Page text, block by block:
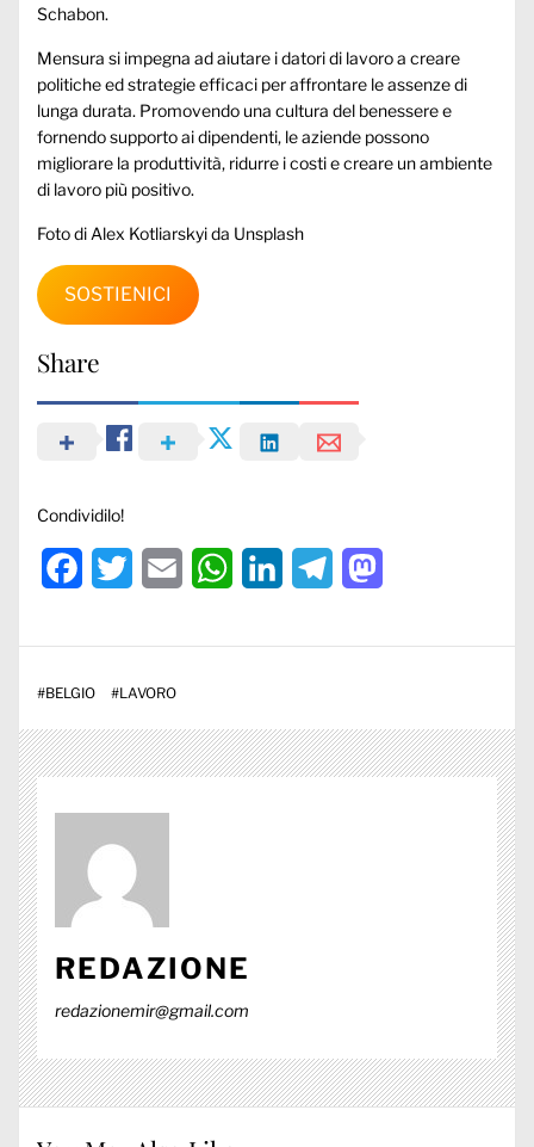
Schabon.
Mensura si impegna ad aiutare i datori di lavoro a creare
politiche ed strategie efficaci per affrontare le assenze di
lunga durata. Promovendo una cultura del benessere e
fornendo supporto ai dipendenti, le aziende possono
migliorare la produttività, ridurre i costi e creare un ambiente
di lavoro più positivo.
Foto di Alex Kotliarskyi da Unsplash
SOSTIENICI
Share
Condividilo!
Facebook
Twitter Email WhatsAppLinkedInTelegram
#BELGIO #LAVORO
REDAZIONE
redazionemir@gmail.com